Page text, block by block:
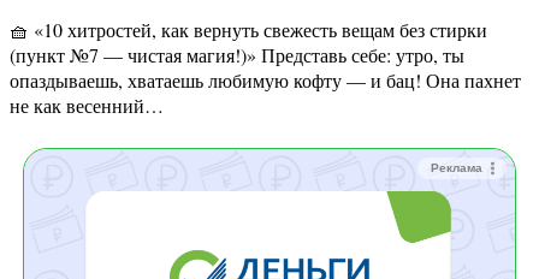
🧺 «10 хитростей, как вернуть свежесть вещам без стирки
(пункт №7 — чистая магия!)» Представь себе: утро, ты
опаздываешь, хватаешь любимую кофту — и бац! Она пахнет
не как весенний…
Реклама